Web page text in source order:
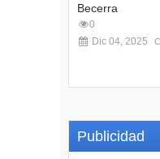
Becerra
0
Dic 04, 2025
Publicidad